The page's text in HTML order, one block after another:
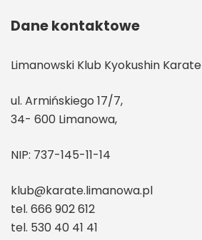
Dane kontaktowe
Limanowski Klub Kyokushin Karate
ul. Armińskiego 17/7,
34- 600 Limanowa,
NIP: 737-145-11-14
klub@karate.limanowa.pl
tel. 666 902 612
tel. 530 40 41 41